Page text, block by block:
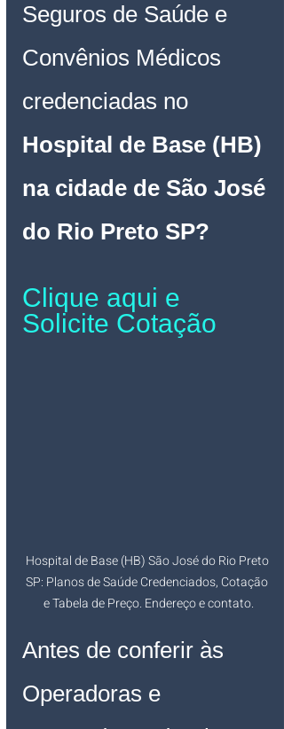
Seguros de Saúde e
Convênios Médicos
credenciadas no
Hospital de Base (HB)
na cidade de São José
do Rio Preto SP?
Clique aqui e
Solicite Cotação
Hospital de Base (HB) São José do Rio Preto
SP: Planos de Saúde Credenciados, Cotação
e Tabela de Preço. Endereço e contato.
Antes de conferir às
Operadoras e